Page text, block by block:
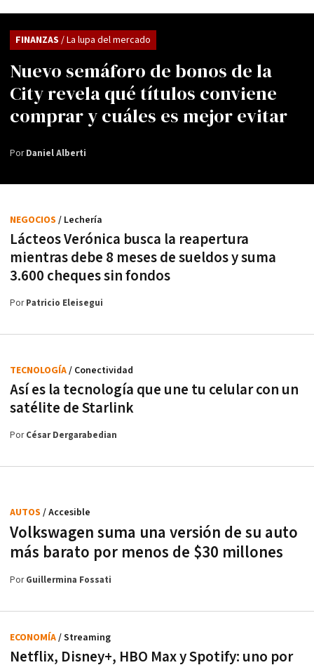
Nuevo semáforo de bonos de la
City revela qué títulos conviene
comprar y cuáles es mejor evitar
FINANZAS / La lupa del mercado
PorDaniel Alberti
Lácteos Verónica busca la reapertura
mientras debe 8 meses de sueldos y suma
3.600 cheques sin fondos
NEGOCIOS / Lechería
PorPatricio Eleisegui
Así es la tecnología que une tu celular con un
satélite de Starlink
TECNOLOGÍA/ Conectividad
PorCésar Dergarabedian
Volkswagen suma una versión de su auto
más barato por menos de $30 millones
AUTOS / Accesible
PorGuillermina Fossati
Netflix, Disney+, HBO Max y Spotify: uno por
ECONOMÍA/ Streaming